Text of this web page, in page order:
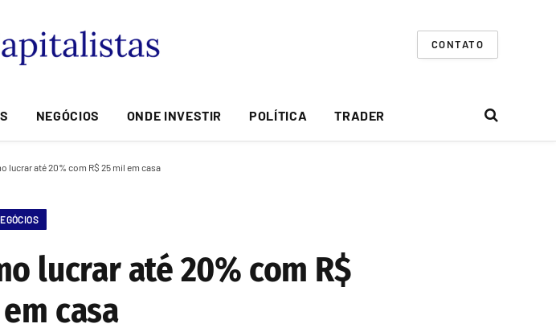
CONTATO
NEGÓCIOS ONDE INVESTIR POLÍTICA TRADER
lucrar até 20% com R$ 25 mil em casa
lucrar até 20% com R$
casa